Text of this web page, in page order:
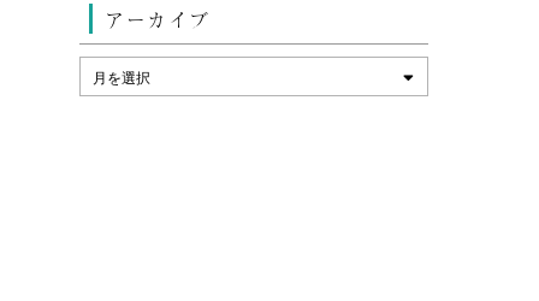
アーカイブ